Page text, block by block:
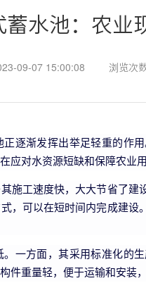
蓄水池：农业
09-07 15:00:08 浏览次
逐渐发挥出举足轻重的作
应对水资源短缺和保障农业
施工速度快，大大节省了
，可以在短时间内完成建
一方面，其采用标准化的
件重量轻，便于运输和安装